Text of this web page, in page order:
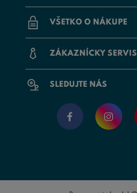
VŠETKO O NÁKUPE
ZÁKAZNÍCKY SERVIS
SLEDUJTE NÁS